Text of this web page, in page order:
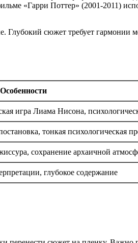
«Гарри Поттер» (2001-2011)
Глубокий сюжет требует
Особенности
игра Лиама Нисона,
тонкая психологическая
сохранение архаичной
глубокое содержание